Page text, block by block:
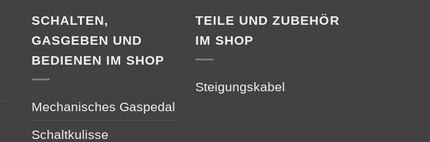
SCHALTEN,
GASGEBEN UND
BEDIENEN IM SHOP
Mechanisches Gaspedal
Schaltkulisse
TEILE UND ZUBEHÖR
IM SHOP
Steigungskabel